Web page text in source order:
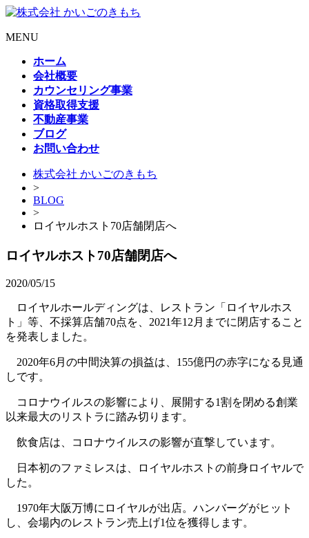
MENU
ホーム
会社概要
カウンセリング事業
資格取得支援
不動産事業
ブログ
お問い合わせ
株式会社 かいごのきもち
>
BLOG
>
ロイヤルホスト70店舗閉店へ
ロイヤルホスト70店舗閉店へ
2020/05/15
ロイヤルホールディングは、レストラン「ロイヤルホス
ト」等、不採算店舗70点を、2021年12月までに閉店すること
を発表しました。
2020年6月の中間決算の損益は、155億円の赤字になる見通
しです。
コロナウイルスの影響により、展開する1割を閉める創業
以来最大のリストラに踏み切ります。
飲食店は、コロナウイルスの影響が直撃しています。
日本初のファミレスは、ロイヤルホストの前身ロイヤルで
した。
1970年大阪万博にロイヤルが出店。ハンバーグがヒット
し、会場内のレストラン売上げ1位を獲得します。